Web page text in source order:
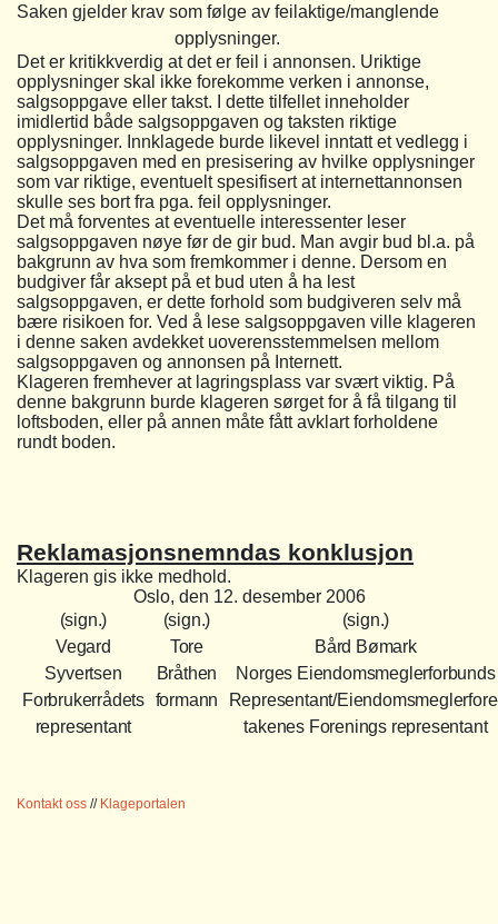
Saken gjelder krav som følge av feilaktige/manglende
opplysninger.
Det er kritikkverdig at det er feil i annonsen. Uriktige
opplysninger skal ikke forekomme verken i annonse,
salgsoppgave eller takst. I dette tilfellet inneholder
imidlertid både salgsoppgaven og taksten riktige
opplysninger. Innklagede burde likevel inntatt et vedlegg i
salgsoppgaven med en presisering av hvilke opplysninger
som var riktige, eventuelt spesifisert at internettannonsen
skulle ses bort fra pga. feil opplysninger.
Det må forventes at eventuelle interessenter leser
salgsoppgaven nøye før de gir bud. Man avgir bud bl.a. på
bakgrunn av hva som fremkommer i denne. Dersom en
budgiver får aksept på et bud uten å ha lest
salgsoppgaven, er dette forhold som budgiveren selv må
bære risikoen for. Ved å lese salgsoppgaven ville klageren
i denne saken avdekket uoverensstemmelsen mellom
salgsoppgaven og annonsen på Internett.
Klageren fremhever at lagringsplass var svært viktig. På
denne bakgrunn burde klageren sørget for å få tilgang til
loftsboden, eller på annen måte fått avklart forholdene
rundt boden.
Reklamasjonsnemndas konklusjon
Klageren gis ikke medhold.
Oslo, den 12. desember 2006
(sign.)
Vegard
Syvertsen
Forbrukerrådets
representant
(sign.)
Tore
Bråthen
formann
(sign.)
Bård Bømark
Norges Eiendomsmeglerforbunds
Representant/
takenes Forenings representant
Kontakt oss // Klageportalen